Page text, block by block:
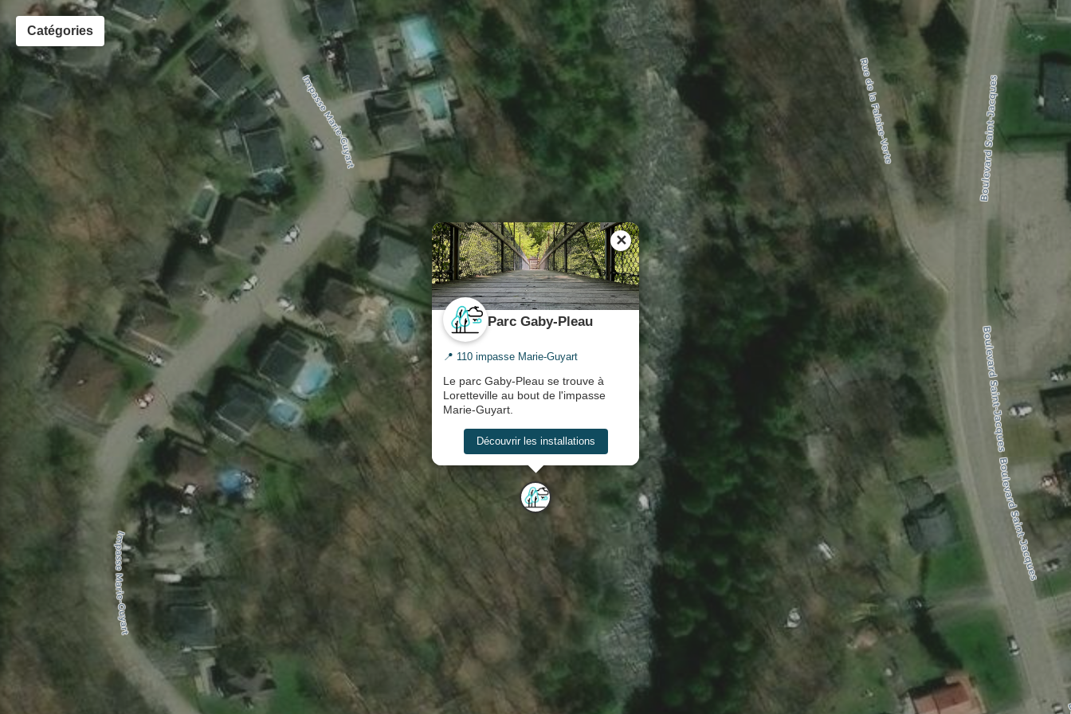
✕
Parc Gaby-Pleau
📍 110 impasse Marie-Guyart
Le parc Gaby-Pleau se trouve à
Loretteville au bout de l'impasse
Marie-Guyart.
Découvrir les installations
Catégories